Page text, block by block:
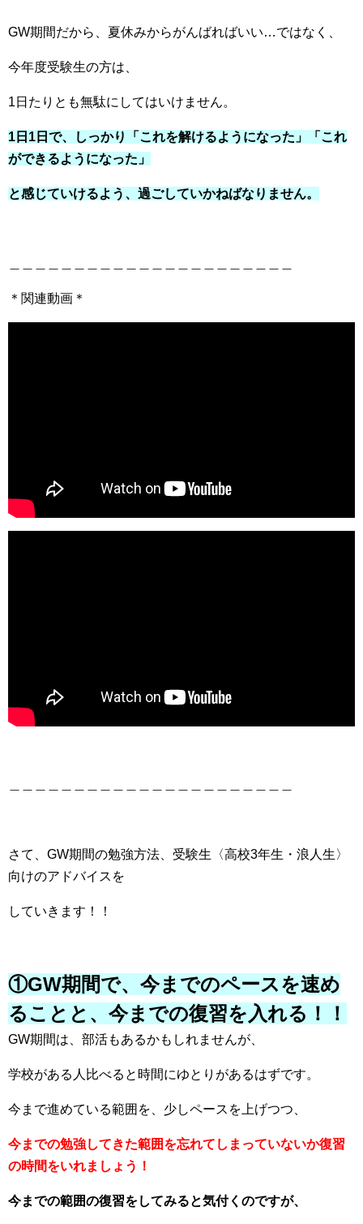
GW期間だから、夏休みからがんばればいい…ではなく、
今年度受験生の方は、
1日たりとも無駄にしてはいけません。
1日1日で、しっかり「これを解けるようになった」「これ
ができるようになった」
と感じていけるよう、過ごしていかねばなりません。
＊関連動画＊
さて、GW期間の勉強方法、受験生〈高校3年生・浪人生〉
向けのアドバイスを
していきます！！
①GW期間で、今までのペースを速め
ることと、今までの復習を入れる！！
GW期間は、部活もあるかもしれませんが、
学校がある人比べると時間にゆとりがあるはずです。
今まで進めている範囲を、少しペースを上げつつ、
今までの勉強してきた範囲を忘れてしまっていないか復習
の時間をいれましょう！
今までの範囲の復習をしてみると気付くのですが、